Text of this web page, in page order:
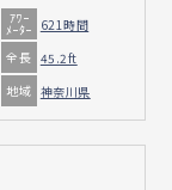
ｱﾜｰ
ﾒｰﾀｰ 621時間
全長 45.2ft
地域 神奈川県